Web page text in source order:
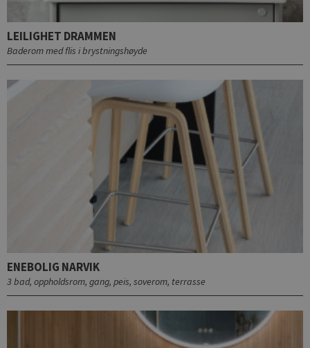
LEILIGHET DRAMMEN
Baderom med flis i brystningshøyde
ENEBOLIG NARVIK
3 bad, oppholdsrom, gang, peis, soverom, terrasse